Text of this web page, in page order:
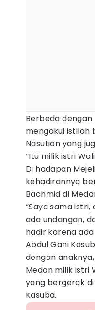
Berbeda dengan
mengakui istilah
Nasution yang
“Itu milik istri
Di hadapan
kehadirannya
Bachmid di
“Saya sama
ada undangan,
hadir karena
Abdul Gani
dengan
Medan milik istri
yang bergerak
Kasuba.